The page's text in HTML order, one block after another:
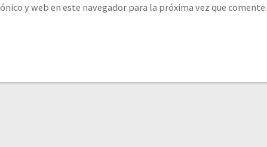
y web en este navegador para la próxima vez que comente.